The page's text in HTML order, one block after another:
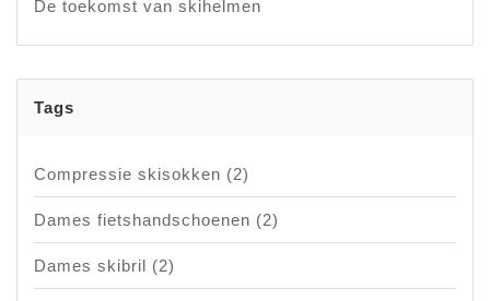
De toekomst van skihelmen
Tags
Compressie skisokken (2)
Dames fietshandschoenen (2)
Dames skibril (2)